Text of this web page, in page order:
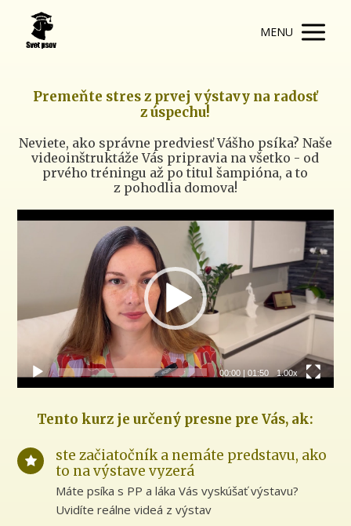
MENU
Premeňte stres z prvej výstavy na radosť
z úspechu!
Neviete, ako správne predviesť Vášho psíka? Naše
videoinštruktáže Vás pripravia na všetko - od
prvého tréningu až po titul šampióna, a to
z pohodlia domova!
Video
00:00| 01:50 1.00x
Tento kurz je určený presne pre Vás, ak:
ste začiatočník a nemáte predstavu, ako
to na výstave vyzerá
Máte psíka s PP a láka Vás vyskúšať výstavu?
Uvidíte reálne videá z výstav